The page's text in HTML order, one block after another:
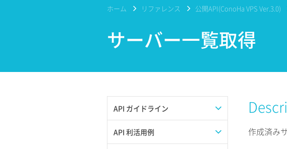
ホーム リファレンス 公開API(ConoHa VPS Ver.3.0)
サーバー一覧取得
API ガイドライン
APIのご利用について
API 利活用例 作成済み